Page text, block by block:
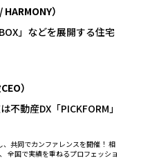
）
」などを展開する住宅
）
動産DX「PICKFORM」
共同でカンファレンスを開催！ 相
全国で実績を重ねるプロフェッショ